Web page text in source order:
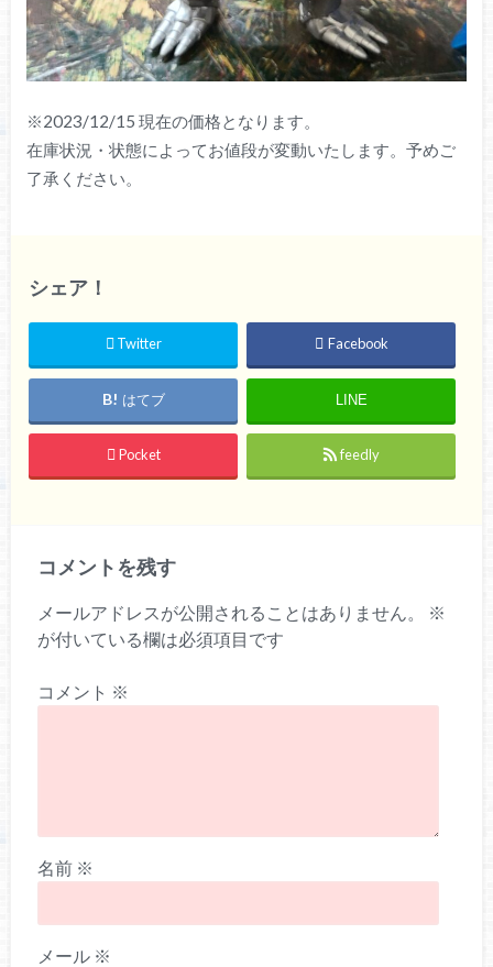
※2023/12/15 現在の価格となります。
在庫状況・状態によってお値段が変動いたします。予めご
了承ください。
シェア！
Twitter Facebook
はてブ LINE
Pocket feedly
コメントを残す
メールアドレスが公開されることはありません。
※
が付いている欄は必須項目です
コメント ※
名前 ※
メール ※